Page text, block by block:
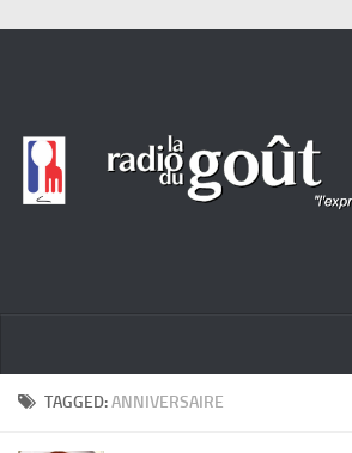
ACTUALITÉ
TAGGED:ANNIVERSAIRE